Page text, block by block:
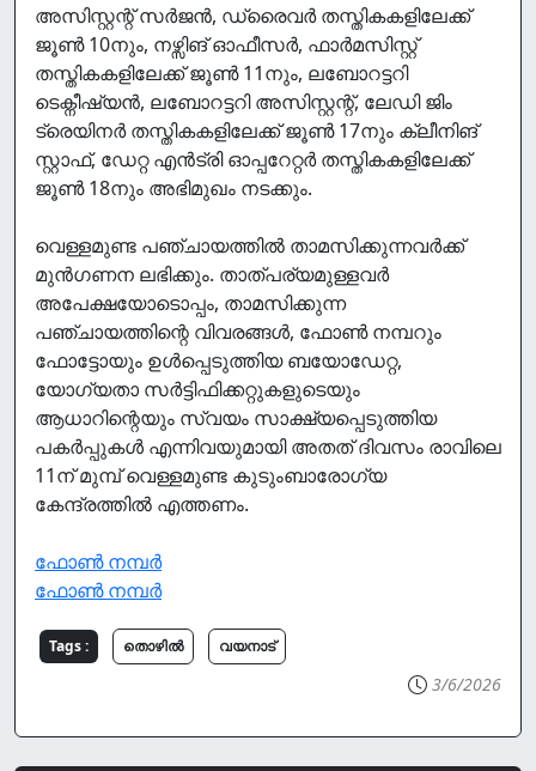
അസിസ്റ്റന്റ് സർജൻ, ഡ്രൈവ‍ർ തസ്തികകളിലേക്ക്
ജൂൺ 10നും, നഴ്സിങ് ഓഫീസർ, ഫാർമസിസ്റ്റ്
തസ്തികകളിലേക്ക് ജൂൺ 11നും, ലബോറട്ടറി
ടെക്നീഷ്യൻ, ലബോറട്ടറി അസിസ്റ്റന്റ്, ലേഡി ജിം
ട്രെയിന‍ർ തസ്തികകളിലേക്ക് ജൂൺ 17നും ക്ലീനിങ്
സ്റ്റാഫ്, ഡേറ്റ എൻട്രി ഓപ്പറേറ്റ‍ർ തസ്തികകളിലേക്ക്
ജൂൺ 18നും അഭിമുഖം നടക്കും.
വെള്ളമുണ്ട പഞ്ചായത്തിൽ താമസിക്കുന്നവ‍ർക്ക്
മുൻഗണന ലഭിക്കും. താത്പര്യമുള്ളവർ
അപേക്ഷയോടൊപ്പം, താമസിക്കുന്ന
പഞ്ചായത്തിന്റെ വിവരങ്ങൾ, ഫോൺ നമ്പറും
ഫോട്ടോയും ഉൾപ്പെടുത്തിയ ബയോഡേറ്റ,
യോഗ്യതാ സ‍ർട്ടിഫിക്കറ്റുകളുടെയും
ആധാറിന്റെയും സ്വയം സാക്ഷ്യപ്പെടുത്തിയ
പക‍ർപ്പുകൾ എന്നിവയുമായി അതത് ദിവസം രാവിലെ
11ന് മുമ്പ് വെള്ളമുണ്ട കുടുംബാരോഗ്യ
കേന്ദ്രത്തിൽ എത്തണം.
ഫോൺ നമ്പർ
ഫോൺ നമ്പർ
Tags : തൊഴില്‍ വയനാട്
3/6/2026